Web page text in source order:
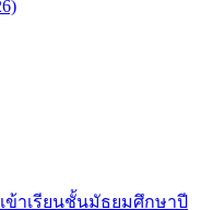
ข้าเรียนชั้นมัธยมศึกษาปี